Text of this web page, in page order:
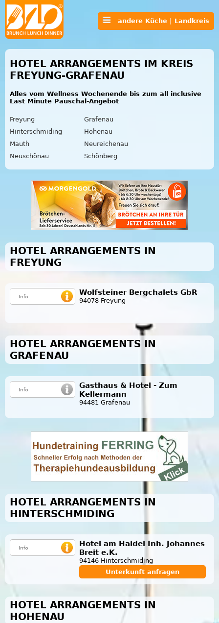
andere Küche | Landkreis
HOTEL ARRANGEMENTS IM KREIS
FREYUNG-GRAFENAU
Alles vom Wellness Wochenende bis zum all inclusive
Last Minute Pauschal-Angebot
Freyung
Grafenau
Hinterschmiding
Hohenau
Mauth
Neureichenau
Neuschönau
Schönberg
HOTEL ARRANGEMENTS IN
FREYUNG
Wolfsteiner Bergchalets GbR
94078 Freyung
HOTEL ARRANGEMENTS IN
GRAFENAU
Gasthaus & Hotel - Zum
Kellermann
94481 Grafenau
HOTEL ARRANGEMENTS IN
HINTERSCHMIDING
Hotel am Haidel Inh. Johannes
Breit e.K.
94146 Hinterschmiding
Unterkunft anfragen
HOTEL ARRANGEMENTS IN
HOHENAU